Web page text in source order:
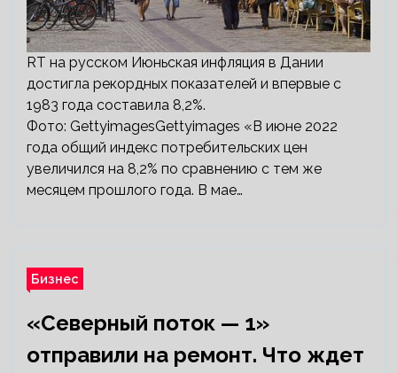
RT на русском Июньская инфляция в Дании
достигла рекордных показателей и впервые с
1983 года составила 8,2%.
Фото: GettyimagesGettyimages «В июне 2022
года общий индекс потребительских цен
увеличился на 8,2% по сравнению с тем же
месяцем прошлого года. В мае…
Бизнес
«Северный поток — 1»
отправили на ремонт. Что ждет